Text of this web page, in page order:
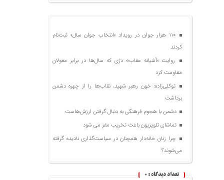
۱۱۰ هزار جوان در رویداد «انتخاب جوان سال» ثبت‌نام
کردند
روایت «آشیانه عقاب»؛ دژی که سال‌ها در برابر مغولان
مقاومت کرد
توکلی‌زاده: خون رهبر شهید، نقاب‌ها را از چهره دشمن
برداشت
دشمن با هجوم فرهنگی به دنبال گرفتن ارزش‌هاست
تماشای تلویزیون باعث تخریب مغز می شود
چرا زنان خانه‌دار همچنان در سیاست‌گذاری نادیده گرفته
می‌شوند؟
تعداد دیدگاه : 0